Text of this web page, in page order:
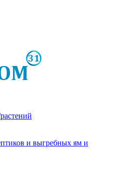
и выгребных ям и